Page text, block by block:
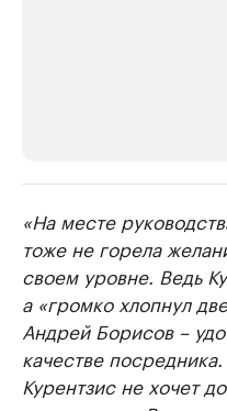
Крупные
нефтегазовой
Найдите и проверьте данные в
«На месте
тоже не горела
своем уровне. Ведь
а «громко хлопнул
Андрей Борисов –
качестве
Курентзис не хочет